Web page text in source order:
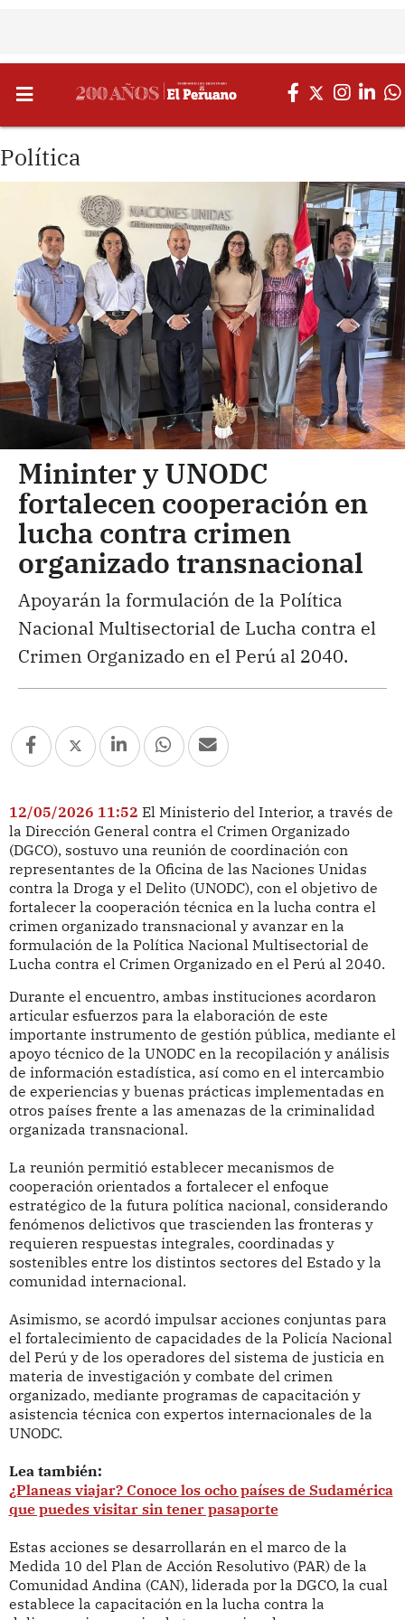
Política
Mininter y UNODC
fortalecen cooperación en
lucha contra crimen
organizado transnacional
Apoyarán la formulación de la Política
Nacional Multisectorial de Lucha contra el
Crimen Organizado en el Perú al 2040.
12/05/2026 11:52 El Ministerio del Interior, a través de
la Dirección General contra el Crimen Organizado
(DGCO), sostuvo una reunión de coordinación con
representantes de la Oficina de las Naciones Unidas
contra la Droga y el Delito (UNODC), con el objetivo de
fortalecer la cooperación técnica en la lucha contra el
crimen organizado transnacional y avanzar en la
formulación de la Política Nacional Multisectorial de
Lucha contra el Crimen Organizado en el Perú al 2040.
Durante el encuentro, ambas instituciones acordaron
articular esfuerzos para la elaboración de este
importante instrumento de gestión pública, mediante el
apoyo técnico de la UNODC en la recopilación y análisis
de información estadística, así como en el intercambio
de experiencias y buenas prácticas implementadas en
otros países frente a las amenazas de la criminalidad
organizada transnacional.
La reunión permitió establecer mecanismos de
cooperación orientados a fortalecer el enfoque
estratégico de la futura política nacional, considerando
fenómenos delictivos que trascienden las fronteras y
requieren respuestas integrales, coordinadas y
sostenibles entre los distintos sectores del Estado y la
comunidad internacional.
Asimismo, se acordó impulsar acciones conjuntas para
el fortalecimiento de capacidades de la Policía Nacional
del Perú y de los operadores del sistema de justicia en
materia de investigación y combate del crimen
organizado, mediante programas de capacitación y
asistencia técnica con expertos internacionales de la
UNODC.
Lea también:
¿Planeas viajar? Conoce los ocho países de Sudamérica
que puedes visitar sin tener pasaporte
Estas acciones se desarrollarán en el marco de la
Medida 10 del Plan de Acción Resolutivo (PAR) de la
Comunidad Andina (CAN), liderada por la DGCO, la cual
establece la capacitación en la lucha contra la